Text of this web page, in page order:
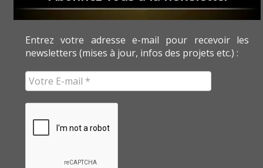
Entrez votre adresse e-mail pour recevoir les
newsletters (mises à jour, infos des projets etc.) :